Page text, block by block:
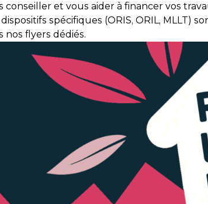
conseiller et vous aider à financer vos
dispositifs spécifiques (ORIS, ORIL, MLLT)
nos flyers dédiés.